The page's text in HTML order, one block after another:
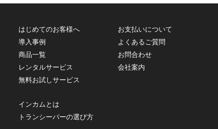
はじめてのお客様へ
導入事例
商品一覧
レンタルサービス
無料お試しサービス
お支払いについて
よくあるご質問
お問合わせ
会社案内
インカムとは
トランシーバーの選び方